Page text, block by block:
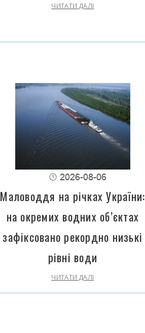
ЧИТАТИ ДАЛІ
2026-08-06
Маловоддя на річках України:
на окремих водних об’єктах
зафіксовано рекордно низькі
рівні води
ЧИТАТИ ДАЛІ